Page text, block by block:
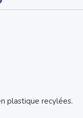
plastique recylées.